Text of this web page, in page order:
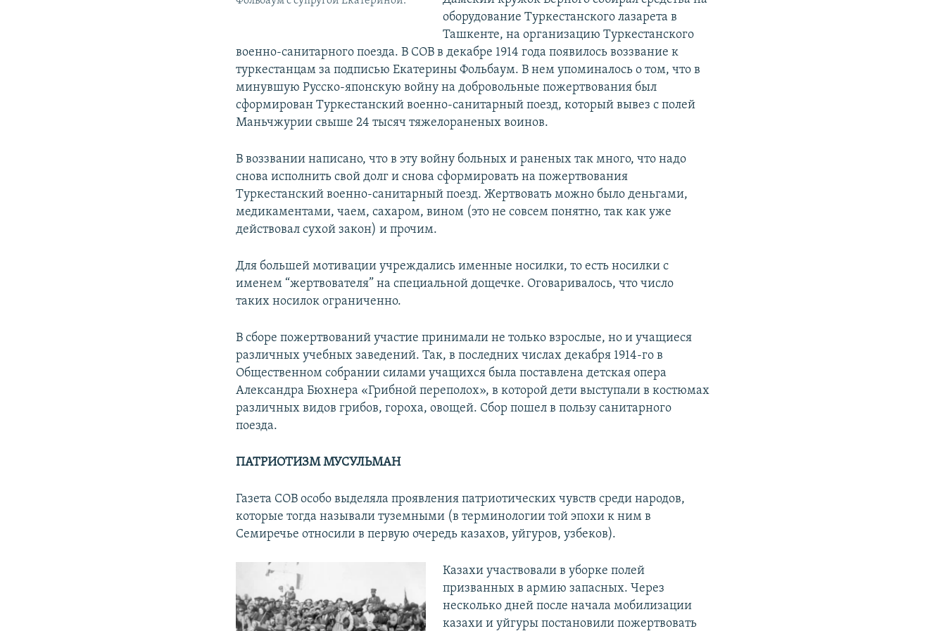
оборудование Туркестанского лазарета в
Ташкенте, на организацию Туркестанского
военно-санитарного поезда. В СОВ в декабре 1914 года появилось воззвание к
туркестанцам за подписью Екатерины Фольбаум. В нем упоминалось о том, что в
минувшую Русско-японскую войну на добровольные пожертвования был
сформирован Туркестанский военно-санитарный поезд, который вывез с полей
Маньчжурии свыше 24 тысяч тяжелораненых воинов.
В воззвании написано, что в эту войну больных и раненых так много, что надо
снова исполнить свой долг и снова сформировать на пожертвования
Туркестанский военно-санитарный поезд. Жертвовать можно было деньгами,
медикаментами, чаем, сахаром, вином (это не совсем понятно, так как уже
действовал сухой закон) и прочим.
Для большей мотивации учреждались именные носилки, то есть носилки с
именем “жертвователя” на специальной дощечке. Оговаривалось, что число
таких носилок ограниченно.
В сборе пожертвований участие принимали не только взрослые, но и учащиеся
различных учебных заведений. Так, в последних числах декабря 1914-го в
Общественном собрании силами учащихся была поставлена детская опера
Александра Бюхнера «Грибной переполох», в которой дети выступали в костюмах
различных видов грибов, гороха, овощей. Сбор пошел в пользу санитарного
поезда.
ПАТРИОТИЗМ МУСУЛЬМАН
Газета СОВ особо выделяла проявления патриотических чувств среди народов,
которые тогда называли туземными (в терминологии той эпохи к ним в
Семиречье относили в первую очередь казахов, уйгуров, узбеков).
Казахи участвовали в уборке полей
призванных в армию запасных. Через
несколько дней после начала мобилизации
казахи и уйгуры постановили пожертвовать